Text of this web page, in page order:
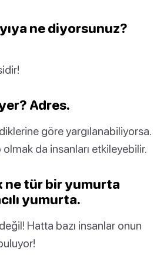
ne diyorsunuz?
Adres.
göre yargılanabiliyorsa.
da insanları etkileyebilir.
ne tür bir yumurta
yumurta.
Hatta bazı insanlar onun